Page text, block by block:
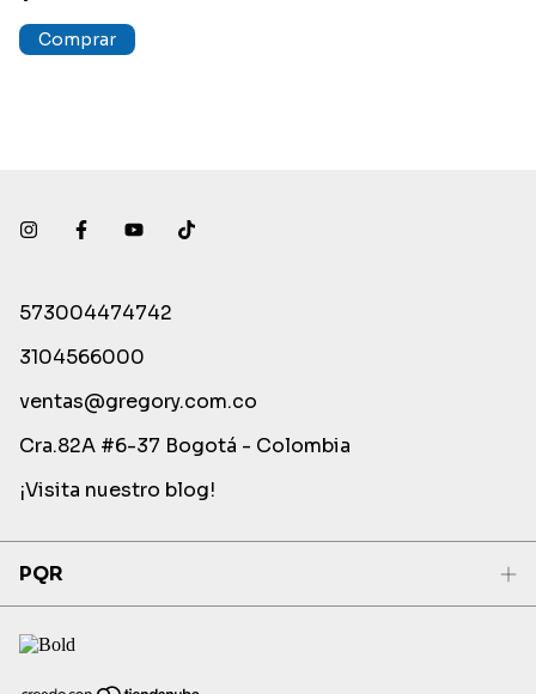
Comprar
573004474742
3104566000
ventas@gregory.com.co
Cra.82A #6-37 Bogotá - Colombia
¡Visita nuestro blog!
PQR